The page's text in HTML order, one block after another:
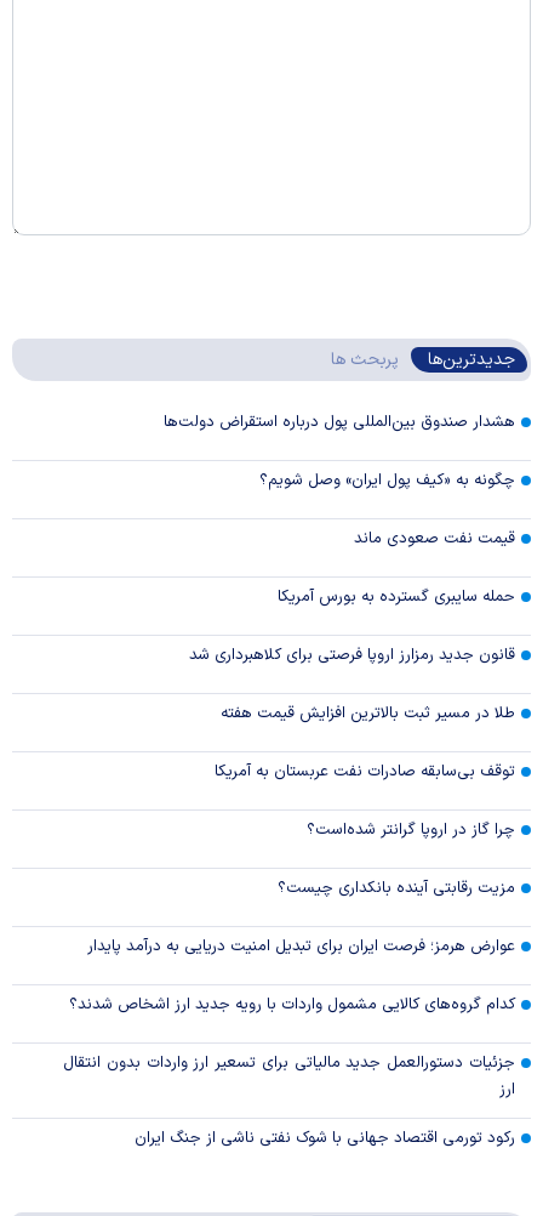
جدیدترین‌ها پربحث ها
هشدار صندوق بین‌المللی پول درباره استقراض دولت‌ها
چگونه به «کیف پول ایران» وصل شویم؟
قیمت نفت صعودی ماند
حمله سایبری گسترده به بورس آمریکا
قانون جدید رمزارز اروپا فرصتی برای کلاهبرداری شد
طلا در مسیر ثبت بالاترین افزایش قیمت هفته
توقف بی‌سابقه صادرات نفت عربستان به آمریکا
چرا گاز در اروپا گرانتر شده‌است؟
مزیت رقابتی آینده بانکداری چیست؟
عوارض هرمز؛ فرصت ایران برای تبدیل امنیت دریایی به درآمد پایدار
کدام گروه‌های کالایی مشمول واردات با رویه جدید ارز اشخاص شدند؟
جزئیات دستورالعمل جدید مالیاتی برای تسعیر ارز واردات بدون انتقال
ارز
رکود تورمی اقتصاد جهانی با شوک نفتی ناشی از جنگ ایران